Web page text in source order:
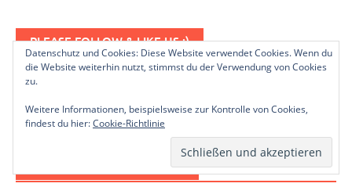
PLEASE FOLLOW & LIKE US :)
NEWSLETTER ABONNIEREN
Datenschutz und Cookies: Diese Website verwendet Cookies. Wenn du
die Website weiterhin nutzt, stimmst du der Verwendung von Cookies
zu.
Weitere Informationen, beispielsweise zur Kontrolle von Cookies,
findest du hier:Cookie-Richtlinie